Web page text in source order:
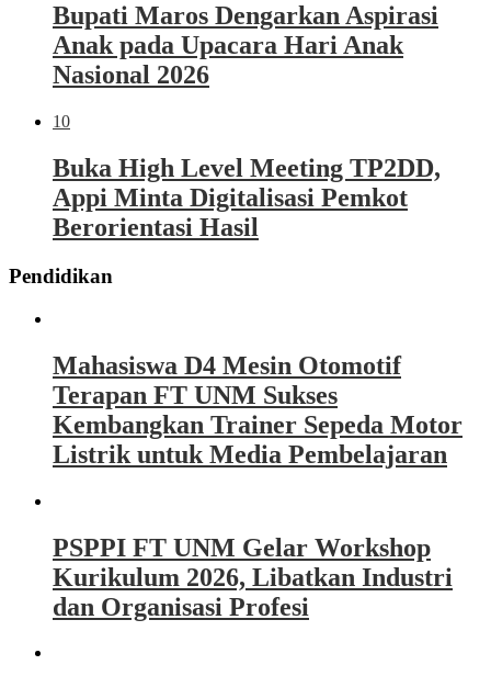
Bupati Maros Dengarkan Aspirasi
Anak pada Upacara Hari Anak
Nasional 2026
10
Buka High Level Meeting TP2DD,
Appi Minta Digitalisasi Pemkot
Berorientasi Hasil
Pendidikan
Mahasiswa D4 Mesin Otomotif
Terapan FT UNM Sukses
Kembangkan Trainer Sepeda Motor
Listrik untuk Media Pembelajaran
PSPPI FT UNM Gelar Workshop
Kurikulum 2026, Libatkan Industri
dan Organisasi Profesi